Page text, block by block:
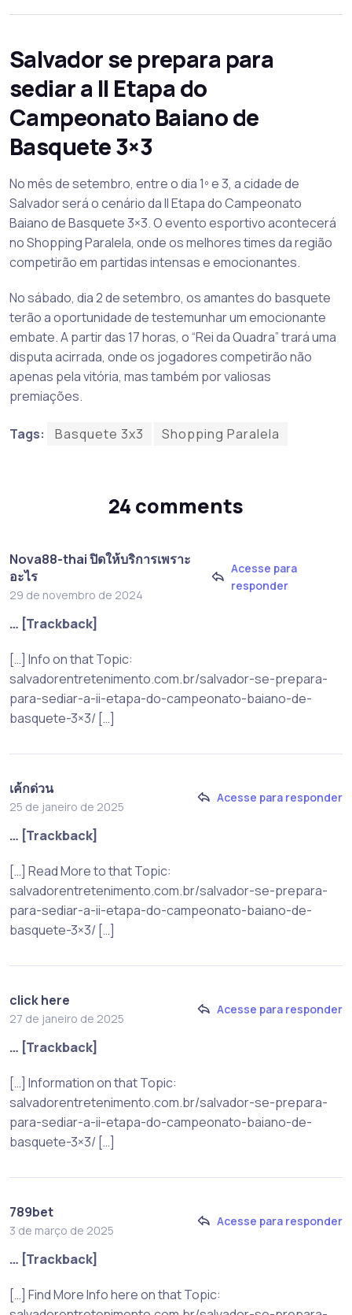
Salvador se prepara para
sediar a II Etapa do
Campeonato Baiano de
Basquete 3×3
No mês de setembro, entre o dia 1º e 3, a cidade de
Salvador será o cenário da II Etapa do Campeonato
Baiano de Basquete 3×3. O evento esportivo acontecerá
no Shopping Paralela, onde os melhores times da região
competirão em partidas intensas e emocionantes.
No sábado, dia 2 de setembro, os amantes do basquete
terão a oportunidade de testemunhar um emocionante
embate. A partir das 17 horas, o “Rei da Quadra” trará uma
disputa acirrada, onde os jogadores competirão não
apenas pela vitória, mas também por valiosas
premiações.
Tags: Basquete 3x3 Shopping Paralela
24 comments
Nova88-thai ปิดให้บริการเพราะ
อะไร
29 de novembro de 2024
Acesse para
responder
… [Trackback]
[…] Info on that Topic:
salvadorentretenimento.com.br/salvador-se-prepara-
para-sediar-a-ii-etapa-do-campeonato-baiano-de-
basquete-3×3/ […]
เค้กด่วน
25 de janeiro de 2025
Acesse para responder
… [Trackback]
[…] Read More to that Topic:
salvadorentretenimento.com.br/salvador-se-prepara-
para-sediar-a-ii-etapa-do-campeonato-baiano-de-
basquete-3×3/ […]
click here
27 de janeiro de 2025
Acesse para responder
… [Trackback]
[…] Information on that Topic:
salvadorentretenimento.com.br/salvador-se-prepara-
para-sediar-a-ii-etapa-do-campeonato-baiano-de-
basquete-3×3/ […]
789bet
3 de março de 2025
Acesse para responder
… [Trackback]
[…] Find More Info here on that Topic: